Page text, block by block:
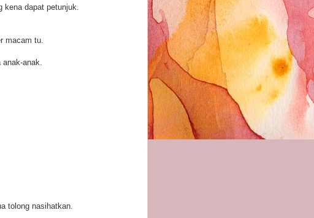
kena dapat petunjuk.
macam tu.
anak-anak.
tolong nasihatkan.